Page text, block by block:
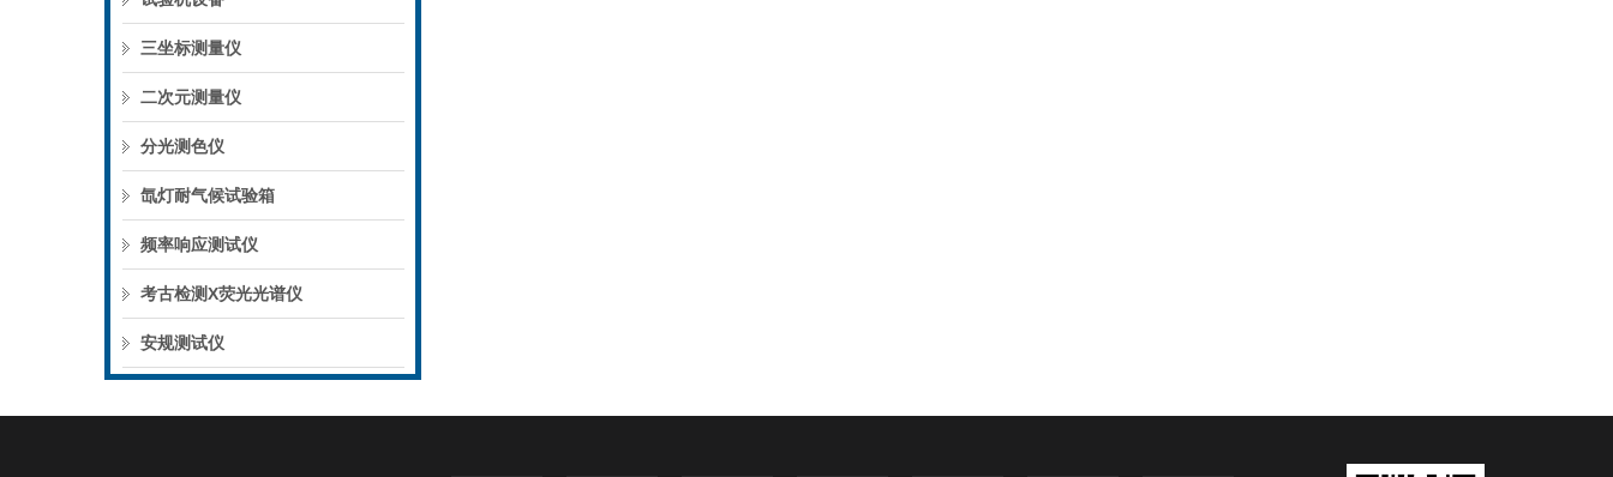
三坐标测量仪
二次元测量仪
分光测色仪
氙灯耐气候试验箱
频率响应测试仪
考古检测X荧光光谱仪
安规测试仪